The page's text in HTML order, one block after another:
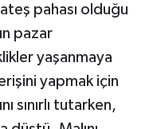
pahası olduğu
pazar
yaşanmaya
yapmak için
sınırlı tutarken,